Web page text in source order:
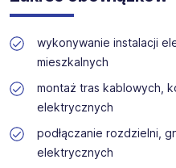
Oferujemy szeroki wybór
technicznych,
zapewnia wsparcie na
osób, niezależnie od ich
użytych oznaczeń jest
kryterium różnicującego
rekrutacyjnego. Proces
poszanowaniem
wykonywanie instalacji
mieszkalnych
montaż tras kablowych,
elektrycznych
podłączanie rozdzielni,
elektrycznych